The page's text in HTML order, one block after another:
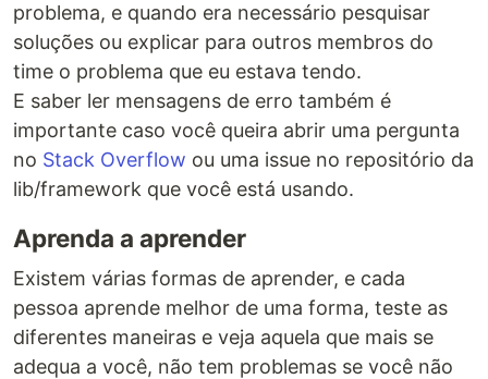
problema, e quando era necessário pesquisar
soluções ou explicar para outros membros do
time o problema que eu estava tendo.
E saber ler mensagens de erro também é
importante caso você queira abrir uma pergunta
no Stack Overflow ou uma issue no repositório da
lib/framework que você está usando.
Aprenda a aprender
Existem várias formas de aprender, e cada
pessoa aprende melhor de uma forma, teste as
diferentes maneiras e veja aquela que mais se
adequa a você, não tem problemas se você não